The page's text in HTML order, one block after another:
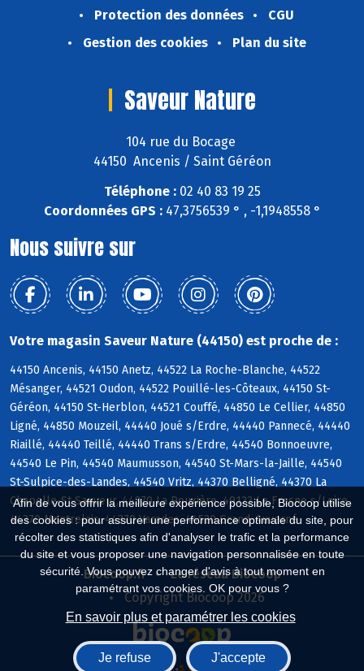
Afin de vous offrir la meilleure expérience possible, Biocoop utilise
des cookies : pour assurer une performance optimale du site, pour
récolter des statistiques afin d'analyser le trafic et la performance
du site et vous proposer une navigation personnalisée en toute
sécurité. Vous pouvez changer d'avis à tout moment en
paramétrant vos cookies. OK pour vous ?
En savoir plus et paramétrer les cookies
Je refuse J'accepte
Protection des données
CGU
Gestion des cookies
Plan du site
Saveur Nature
104 rue du Bocage
44150 Ancenis / Saint Géréon
Téléphone :02 40 83 19 25
Coordonnées GPS :47,3756539 ° , -1,1948558 °
Nous suivre sur
Votre magasin Saveur Nature (44150) est proche de :
44150 Ancenis, 44150 Anetz, 44522 La Roche-Blanche, 44522
Mésanger, 44521 Oudon, 44522 Pouillé-les-Côteaux, 44150 St-
Géréon, 44150 St-Herblon, 44521 Couffé, 44850 Le Cellier, 44850
Ligné, 44850 Mouzeil, 44440 Joué s/Erdre, 44440 Pannecé, 44440
Riaillé, 44440 Teillé, 44440 Trans s/Erdre, 44540 Bonnoeuvre,
44540 Le Pin, 44540 Maumusson, 44540 St-Mars-la-Jaille, 44540
St-Sulpice-des-Landes, 44540 Vritz, 44370 Belligné, 44370 La
Chapelle-St-Sauveur, 44370 La Rouxière, 49123 Le Fresne s/Loire,
44370 Montrelais, 44370 Varades, 44520 Grand-Auverné
Biocoop.fr
Le réseau Biocoop
Copyright Biocoop 2026